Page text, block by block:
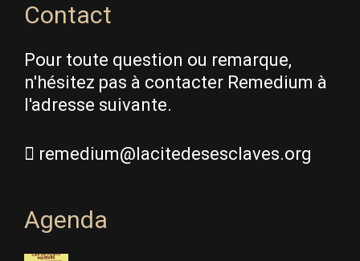
Contact
Pour toute question ou remarque,
n'hésitez pas à contacter Remedium à
l'adresse suivante.
remedium@lacitedesesclaves.org
Agenda